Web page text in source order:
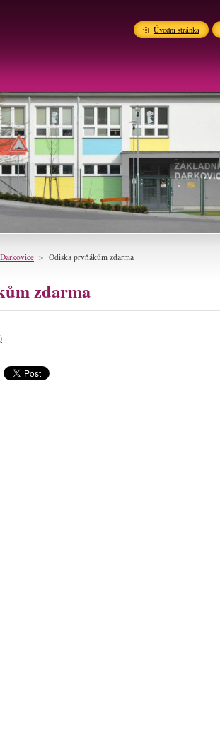
> Odiska prvňákům zdarma
zdarma
Úvodní stránka